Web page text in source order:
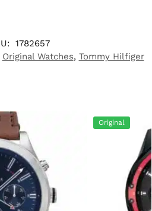
1782657
Original Watches, Tommy Hilfiger
Original